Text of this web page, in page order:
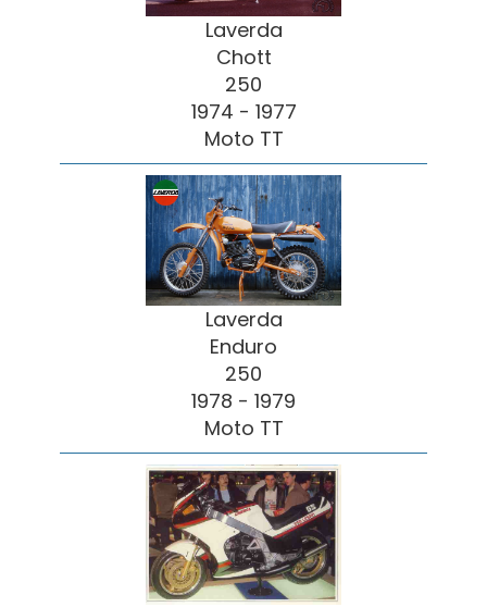
Laverda
Chott
250
1974 - 1977
Moto TT
Laverda
Enduro
250
1978 - 1979
Moto TT